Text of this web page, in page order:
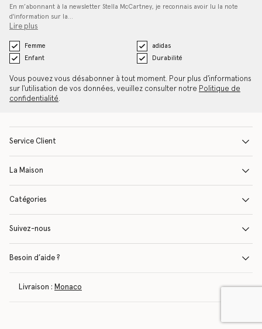
En m’abonnant à la newsletter Stella McCartney, je reconnais avoir lu la note
d'information sur la…
Lire plus
Femme
adidas
Enfant
Durabilité
Vous pouvez vous désabonner à tout moment. Pour plus d'informations
sur l'utilisation de vos données, veuillez consulter notre Politique de
confidentialité.
Service Client
La Maison
Catégories
Suivez-nous
Besoin d’aide ?
Livraison : Monaco